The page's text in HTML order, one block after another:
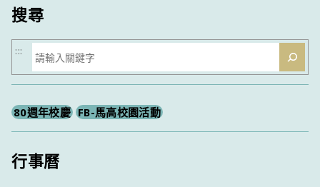
搜尋
搜
尋
:::
80週年校慶 FB-馬高校園活動
行事曆